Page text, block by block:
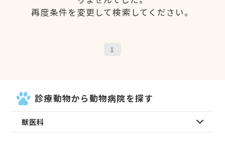
再度条件を変更して検索してください。
1
診療動物から動物病院を探す
獣医科